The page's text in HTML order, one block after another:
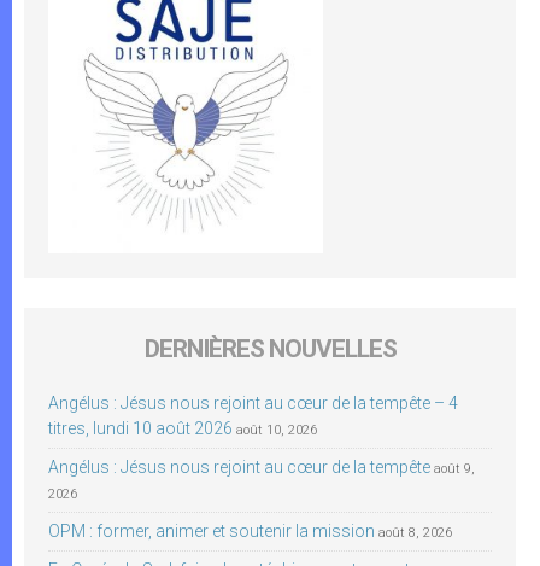
DERNIÈRES NOUVELLES
Angélus : Jésus nous rejoint au cœur de la tempête – 4
titres, lundi 10 août 2026 août 10, 2026
Angélus : Jésus nous rejoint au cœur de la tempête août 9,
2026
OPM : former, animer et soutenir la mission août 8, 2026